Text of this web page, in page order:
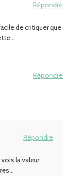
Répondre
de critiquer que
Répondre
Répondre
la valeur